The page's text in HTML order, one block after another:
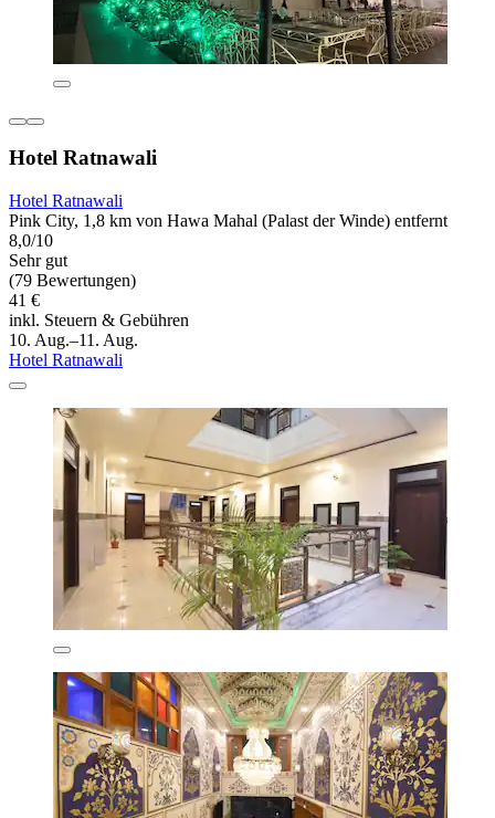
Hotel Ratnawali
Hotel Ratnawali
Pink City, 1,8 km von Hawa Mahal (Palast der Winde) entfernt
8,0/10
Sehr gut
(79 Bewertungen)
41 €
inkl. Steuern & Gebühren
10. Aug.–11. Aug.
Hotel Ratnawali